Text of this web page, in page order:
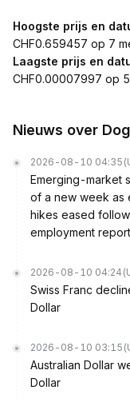
Hoogste prijs en
CHF0.659457 op 7
Laagste prijs en
CHF0.00007997 op
Nieuws over
2026-08-10 04:35
Emerging-market
of a new week as
hikes eased
employment
2026-08-10 04:24
Swiss Franc
Dollar
2026-08-10 03:15
Australian Dollar
Dollar